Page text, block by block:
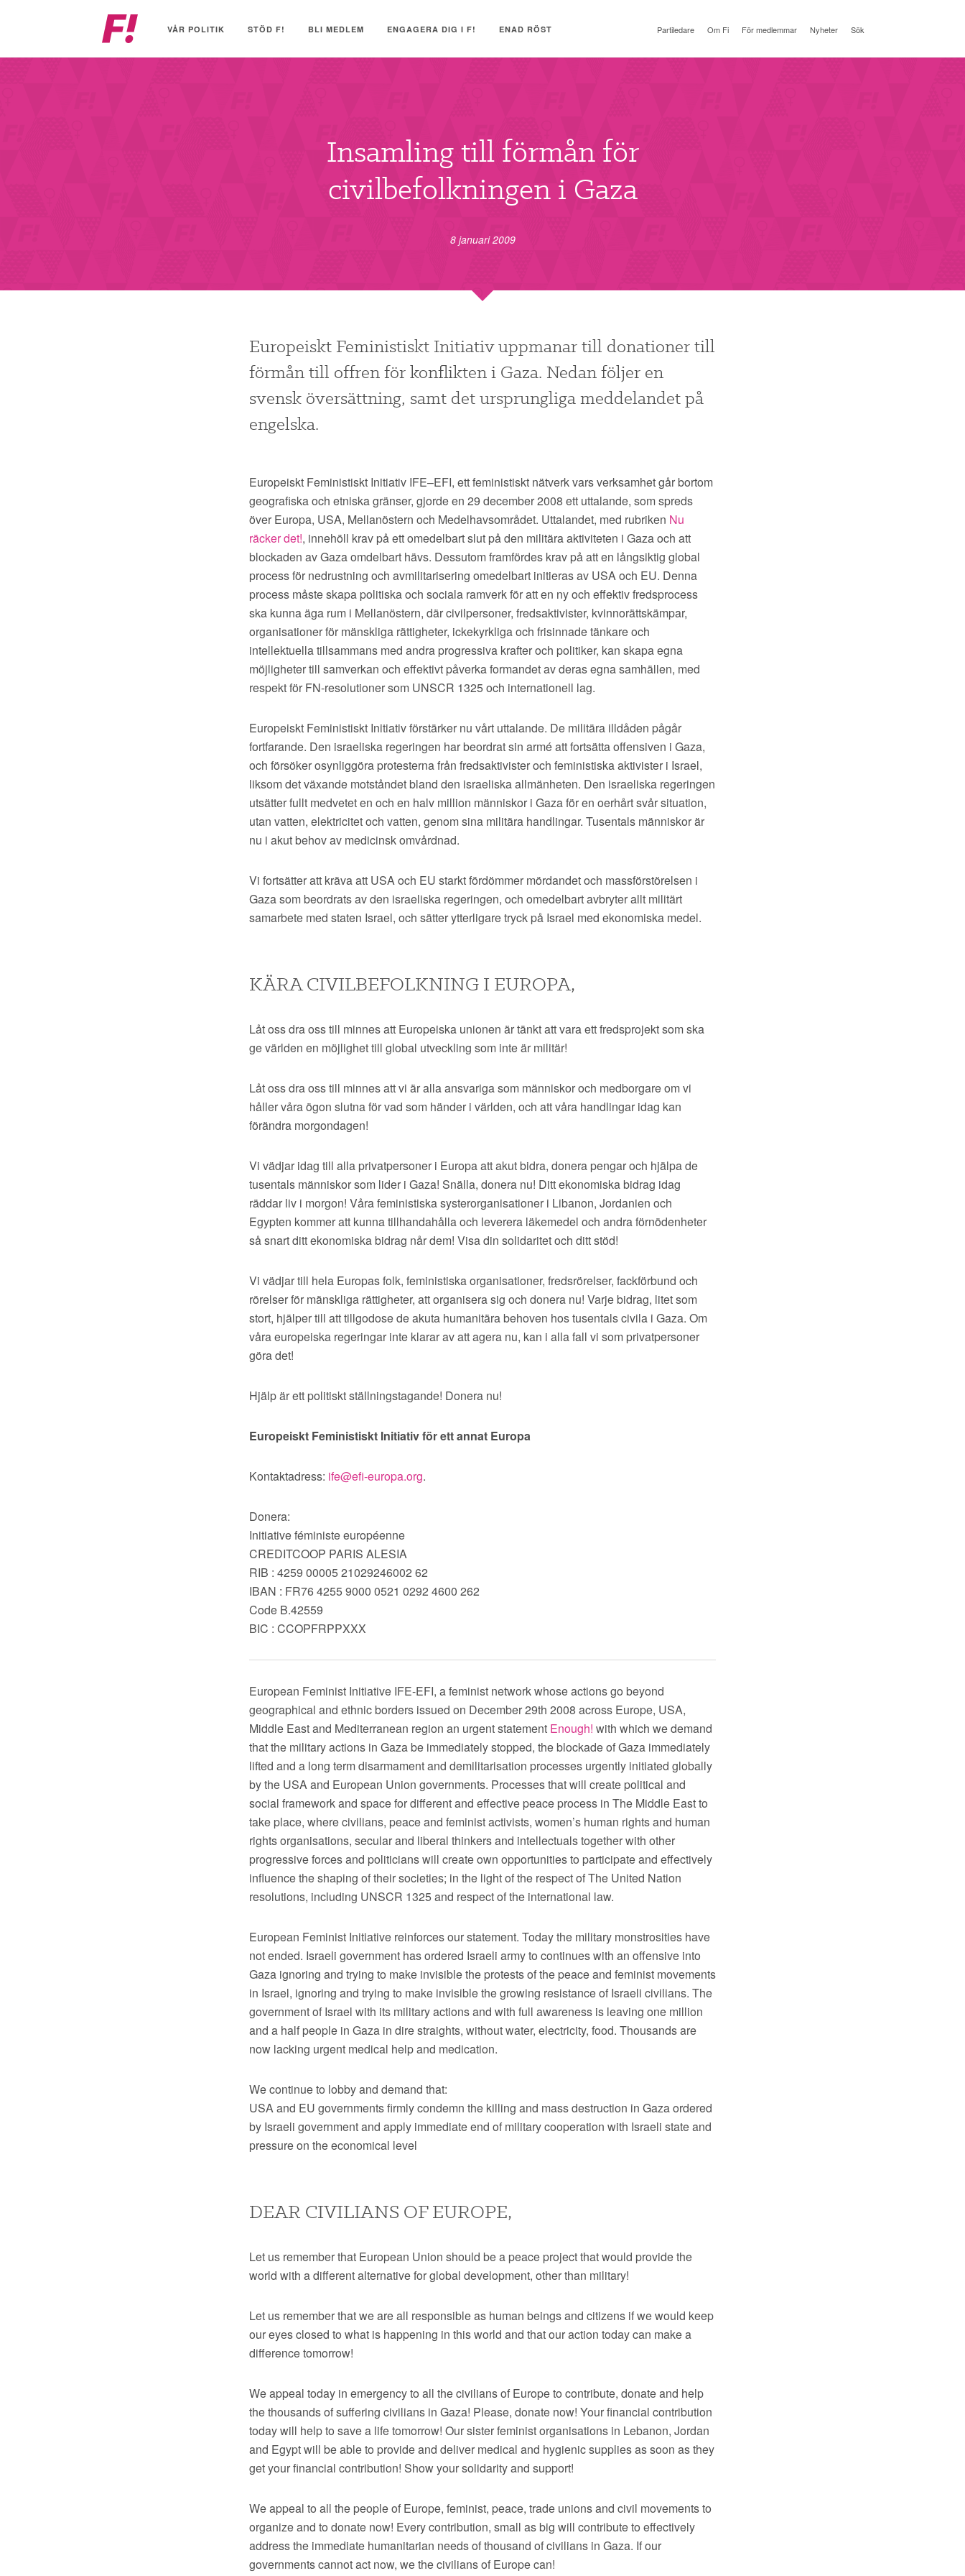
initiativ
VÅR POLITIK STÖD F! BLI MEDLEM ENGAGERA DIG I F! ENAD RÖST Partiledare Om Fi För medlemmar Nyheter Sök
Insamling till förmån för
civilbefolkningen i Gaza
8 januari 2009
Europeiskt Feministiskt Initiativ uppmanar till donationer till
förmån till offren för konflikten i Gaza. Nedan följer en
svensk översättning, samt det ursprungliga meddelandet på
engelska.
Europeiskt Feministiskt Initiativ IFE–EFI, ett feministiskt nätverk vars verksamhet går bortom
geografiska och etniska gränser, gjorde en 29 december 2008 ett uttalande, som spreds
över Europa, USA, Mellanöstern och Medelhavsområdet. Uttalandet, med rubriken Nu
räcker det!, innehöll krav på ett omedelbart slut på den militära aktiviteten i Gaza och att
blockaden av Gaza omdelbart hävs. Dessutom framfördes krav på att en långsiktig global
process för nedrustning och avmilitarisering omedelbart initieras av USA och EU. Denna
process måste skapa politiska och sociala ramverk för att en ny och effektiv fredsprocess
ska kunna äga rum i Mellanöstern, där civilpersoner, fredsaktivister, kvinnorättskämpar,
organisationer för mänskliga rättigheter, ickekyrkliga och frisinnade tänkare och
intellektuella tillsammans med andra progressiva krafter och politiker, kan skapa egna
möjligheter till samverkan och effektivt påverka formandet av deras egna samhällen, med
respekt för FN-resolutioner som UNSCR 1325 och internationell lag.
Europeiskt Feministiskt Initiativ förstärker nu vårt uttalande. De militära illdåden pågår
fortfarande. Den israeliska regeringen har beordrat sin armé att fortsätta offensiven i Gaza,
och försöker osynliggöra protesterna från fredsaktivister och feministiska aktivister i Israel,
liksom det växande motståndet bland den israeliska allmänheten. Den israeliska regeringen
utsätter fullt medvetet en och en halv million människor i Gaza för en oerhårt svår situation,
utan vatten, elektricitet och vatten, genom sina militära handlingar. Tusentals människor är
nu i akut behov av medicinsk omvårdnad.
Vi fortsätter att kräva att USA och EU starkt fördömmer mördandet och massförstörelsen i
Gaza som beordrats av den israeliska regeringen, och omedelbart avbryter allt militärt
samarbete med staten Israel, och sätter ytterligare tryck på Israel med ekonomiska medel.
KÄRA CIVILBEFOLKNING I EUROPA,
Låt oss dra oss till minnes att Europeiska unionen är tänkt att vara ett fredsprojekt som ska
ge världen en möjlighet till global utveckling som inte är militär!
Låt oss dra oss till minnes att vi är alla ansvariga som människor och medborgare om vi
håller våra ögon slutna för vad som händer i världen, och att våra handlingar idag kan
förändra morgondagen!
Vi vädjar idag till alla privatpersoner i Europa att akut bidra, donera pengar och hjälpa de
tusentals människor som lider i Gaza! Snälla, donera nu! Ditt ekonomiska bidrag idag
räddar liv i morgon! Våra feministiska systerorganisationer i Libanon, Jordanien och
Egypten kommer att kunna tillhandahålla och leverera läkemedel och andra förnödenheter
så snart ditt ekonomiska bidrag når dem! Visa din solidaritet och ditt stöd!
Vi vädjar till hela Europas folk, feministiska organisationer, fredsrörelser, fackförbund och
rörelser för mänskliga rättigheter, att organisera sig och donera nu! Varje bidrag, litet som
stort, hjälper till att tillgodose de akuta humanitära behoven hos tusentals civila i Gaza. Om
våra europeiska regeringar inte klarar av att agera nu, kan i alla fall vi som privatpersoner
göra det!
Hjälp är ett politiskt ställningstagande! Donera nu!
Europeiskt Feministiskt Initiativ för ett annat Europa
Kontaktadress: ife@efi-europa.org.
Donera:
Initiative féministe européenne
CREDITCOOP PARIS ALESIA
RIB : 4259 00005 21029246002 62
IBAN : FR76 4255 9000 0521 0292 4600 262
Code B.42559
BIC : CCOPFRPPXXX
European Feminist Initiative IFE-EFI, a feminist network whose actions go beyond
geographical and ethnic borders issued on December 29th 2008 across Europe, USA,
Middle East and Mediterranean region an urgent statement Enough! with which we demand
that the military actions in Gaza be immediately stopped, the blockade of Gaza immediately
lifted and a long term disarmament and demilitarisation processes urgently initiated globally
by the USA and European Union governments. Processes that will create political and
social framework and space for different and effective peace process in The Middle East to
take place, where civilians, peace and feminist activists, women’s human rights and human
rights organisations, secular and liberal thinkers and intellectuals together with other
progressive forces and politicians will create own opportunities to participate and effectively
influence the shaping of their societies; in the light of the respect of The United Nation
resolutions, including UNSCR 1325 and respect of the international law.
European Feminist Initiative reinforces our statement. Today the military monstrosities have
not ended. Israeli government has ordered Israeli army to continues with an offensive into
Gaza ignoring and trying to make invisible the protests of the peace and feminist movements
in Israel, ignoring and trying to make invisible the growing resistance of Israeli civilians. The
government of Israel with its military actions and with full awareness is leaving one million
and a half people in Gaza in dire straights, without water, electricity, food. Thousands are
now lacking urgent medical help and medication.
We continue to lobby and demand that:
USA and EU governments firmly condemn the killing and mass destruction in Gaza ordered
by Israeli government and apply immediate end of military cooperation with Israeli state and
pressure on the economical level
DEAR CIVILIANS OF EUROPE,
Let us remember that European Union should be a peace project that would provide the
world with a different alternative for global development, other than military!
Let us remember that we are all responsible as human beings and citizens if we would keep
our eyes closed to what is happening in this world and that our action today can make a
difference tomorrow!
We appeal today in emergency to all the civilians of Europe to contribute, donate and help
the thousands of suffering civilians in Gaza! Please, donate now! Your financial contribution
today will help to save a life tomorrow! Our sister feminist organisations in Lebanon, Jordan
and Egypt will be able to provide and deliver medical and hygienic supplies as soon as they
get your financial contribution! Show your solidarity and support!
We appeal to all the people of Europe, feminist, peace, trade unions and civil movements to
organize and to donate now! Every contribution, small as big will contribute to effectively
address the immediate humanitarian needs of thousand of civilians in Gaza. If our
governments cannot act now, we the civilians of Europe can!